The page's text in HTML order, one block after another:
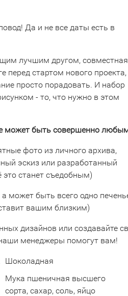
Да и не все даты есть в
лучшим другом, совместная
перед стартом нового
просто порадовать. И набор
- то, что нужно в этом
может быть совершенно
фото из личного архива,
эскиз или разработанный
станет съедобным)
может быть всего одно
вашим близким)
дизайнов или создавайте
менеджеры помогут вам!
Шоколадная
Мука пшеничная высшего
сорта, сахар, соль, яйцо